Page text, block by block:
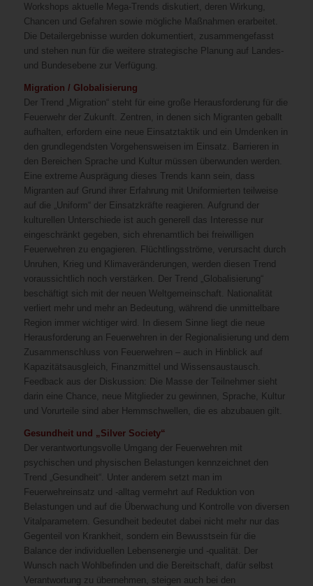
Workshops aktuelle Mega-Trends diskutiert, deren Wirkung,
Chancen und Gefahren sowie mögliche Maßnahmen erarbeitet.
Die Detailergebnisse wurden dokumentiert, zusammengefasst
und stehen nun für die weitere strategische Planung auf Landes-
und Bundesebene zur Verfügung.
Migration / Globalisierung
Der Trend „Migration“ steht für eine große Herausforderung für die
Feuerwehr der Zukunft. Zentren, in denen sich Migranten geballt
aufhalten, erfordern eine neue Einsatztaktik und ein Umdenken in
den grundlegendsten Vorgehensweisen im Einsatz. Barrieren in
den Bereichen Sprache und Kultur müssen überwunden werden.
Eine extreme Ausprägung dieses Trends kann sein, dass
Migranten auf Grund ihrer Erfahrung mit Uniformierten teilweise
auf die „Uniform“ der Einsatzkräfte reagieren. Aufgrund der
kulturellen Unterschiede ist auch generell das Interesse nur
eingeschränkt gegeben, sich ehrenamtlich bei freiwilligen
Feuerwehren zu engagieren. Flüchtlingsströme, verursacht durch
Unruhen, Krieg und Klimaveränderungen, werden diesen Trend
voraussichtlich noch verstärken. Der Trend „Globalisierung“
beschäftigt sich mit der neuen Weltgemeinschaft. Nationalität
verliert mehr und mehr an Bedeutung, während die unmittelbare
Region immer wichtiger wird. In diesem Sinne liegt die neue
Herausforderung an Feuerwehren in der Regionalisierung und dem
Zusammenschluss von Feuerwehren – auch in Hinblick auf
Kapazitätsausgleich, Finanzmittel und Wissensaustausch.
Feedback aus der Diskussion: Die Masse der Teilnehmer sieht
darin eine Chance, neue Mitglieder zu gewinnen, Sprache, Kultur
und Vorurteile sind aber Hemmschwellen, die es abzubauen gilt.
Gesundheit und „Silver Society“
Der verantwortungsvolle Umgang der Feuerwehren mit
psychischen und physischen Belastungen kennzeichnet den
Trend „Gesundheit“. Unter anderem setzt man im
Feuerwehreinsatz und -alltag vermehrt auf Reduktion von
Belastungen und auf die Überwachung und Kontrolle von diversen
Vitalparametern. Gesundheit bedeutet dabei nicht mehr nur das
Gegenteil von Krankheit, sondern ein Bewusstsein für die
Balance der individuellen Lebensenergie und -qualität. Der
Wunsch nach Wohlbefinden und die Bereitschaft, dafür selbst
Verantwortung zu übernehmen, steigen auch bei den